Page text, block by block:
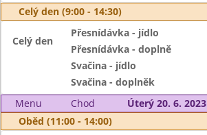
Celý den (9:00 - 14:30)
Celý den
Přesnídávka - jídlo
Přesnídávka - doplně
Svačina - jídlo
Svačina - doplněk
Menu
Chod
Úterý 20. 6. 2023
Oběd (11:00 - 14:00)